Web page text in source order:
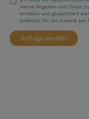
meine Angaben und Daten
erhoben und gespeichert
jederzeit für die Zukunft per